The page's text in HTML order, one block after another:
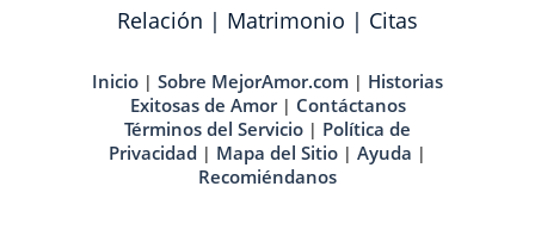
Relación | Matrimonio | Citas
Inicio | Sobre MejorAmor.com | Historias
Exitosas de Amor| Contáctanos
Términos del Servicio | Política de
Privacidad | Mapa del Sitio | Ayuda |
Recomiéndanos